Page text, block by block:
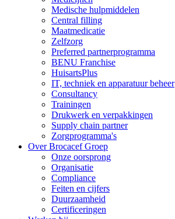
Medische hulpmiddelen
Central filling
Maatmedicatie
Zelfzorg
Preferred partnerprogramma
BENU Franchise
HuisartsPlus
IT, techniek en apparatuur beheer
Consultancy
Trainingen
Drukwerk en verpakkingen
Supply chain partner
Zorgprogramma's
Over Brocacef Groep
Onze oorsprong
Organisatie
Compliance
Feiten en cijfers
Duurzaamheid
Certificeringen